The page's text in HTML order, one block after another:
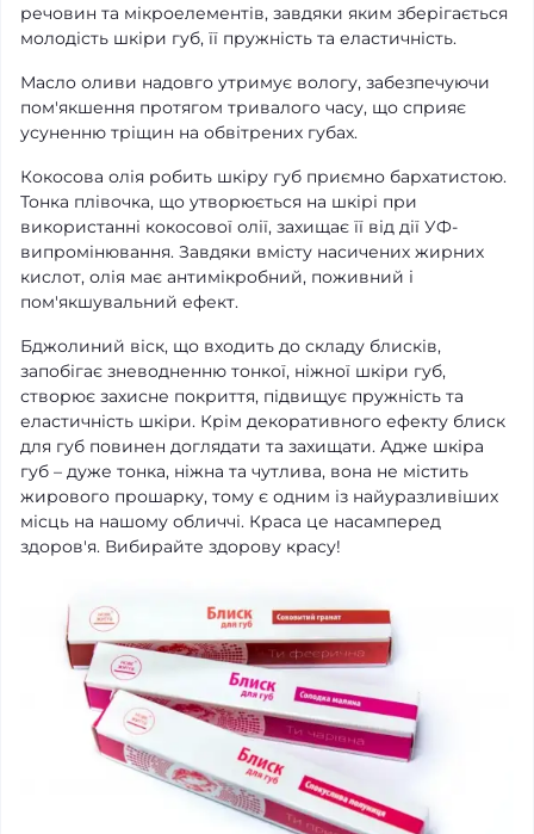
речовин та мікроелементів, завдяки яким зберігається
молодість шкіри губ, її пружність та еластичність.
Масло оливи надовго утримує вологу, забезпечуючи
пом'якшення протягом тривалого часу, що сприяє
усуненню тріщин на обвітрених губах.
Кокосова олія робить шкіру губ приємно бархатистою.
Тонка плівочка, що утворюється на шкірі при
використанні кокосової олії, захищає її від дії УФ-
випромінювання. Завдяки вмісту насичених жирних
кислот, олія має антимікробний, поживний і
пом'якшувальний ефект.
Бджолиний віск, що входить до складу блисків,
запобігає зневодненню тонкої, ніжної шкіри губ,
створює захисне покриття, підвищує пружність та
еластичність шкіри. Крім декоративного ефекту блиск
для губ повинен доглядати та захищати. Адже шкіра
губ – дуже тонка, ніжна та чутлива, вона не містить
жирового прошарку, тому є одним із найуразливіших
місць на нашому обличчі. Краса це насамперед
здоров'я. Вибирайте здорову красу!